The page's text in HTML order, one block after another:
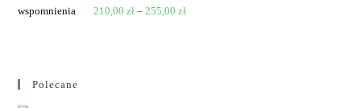
210,00zł – 255,00zł
Polecane